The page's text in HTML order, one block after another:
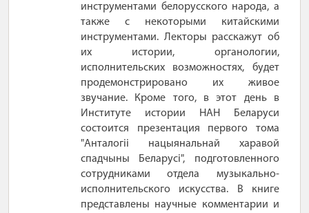
инструментами белорусского народа, а
также с некоторыми китайскими
инструментами. Лекторы расскажут об
их истории, органологии,
исполнительских возможностях, будет
продемонстрировано их живое
звучание. Кроме того, в этот день в
Институте истории НАН Беларуси
состоится презентация первого тома
"Анталогіі нацыянальнай харавой
спадчыны Беларусі", подготовленного
сотрудниками отдела музыкально-
исполнительского искусства. В книге
представлены научные комментарии и